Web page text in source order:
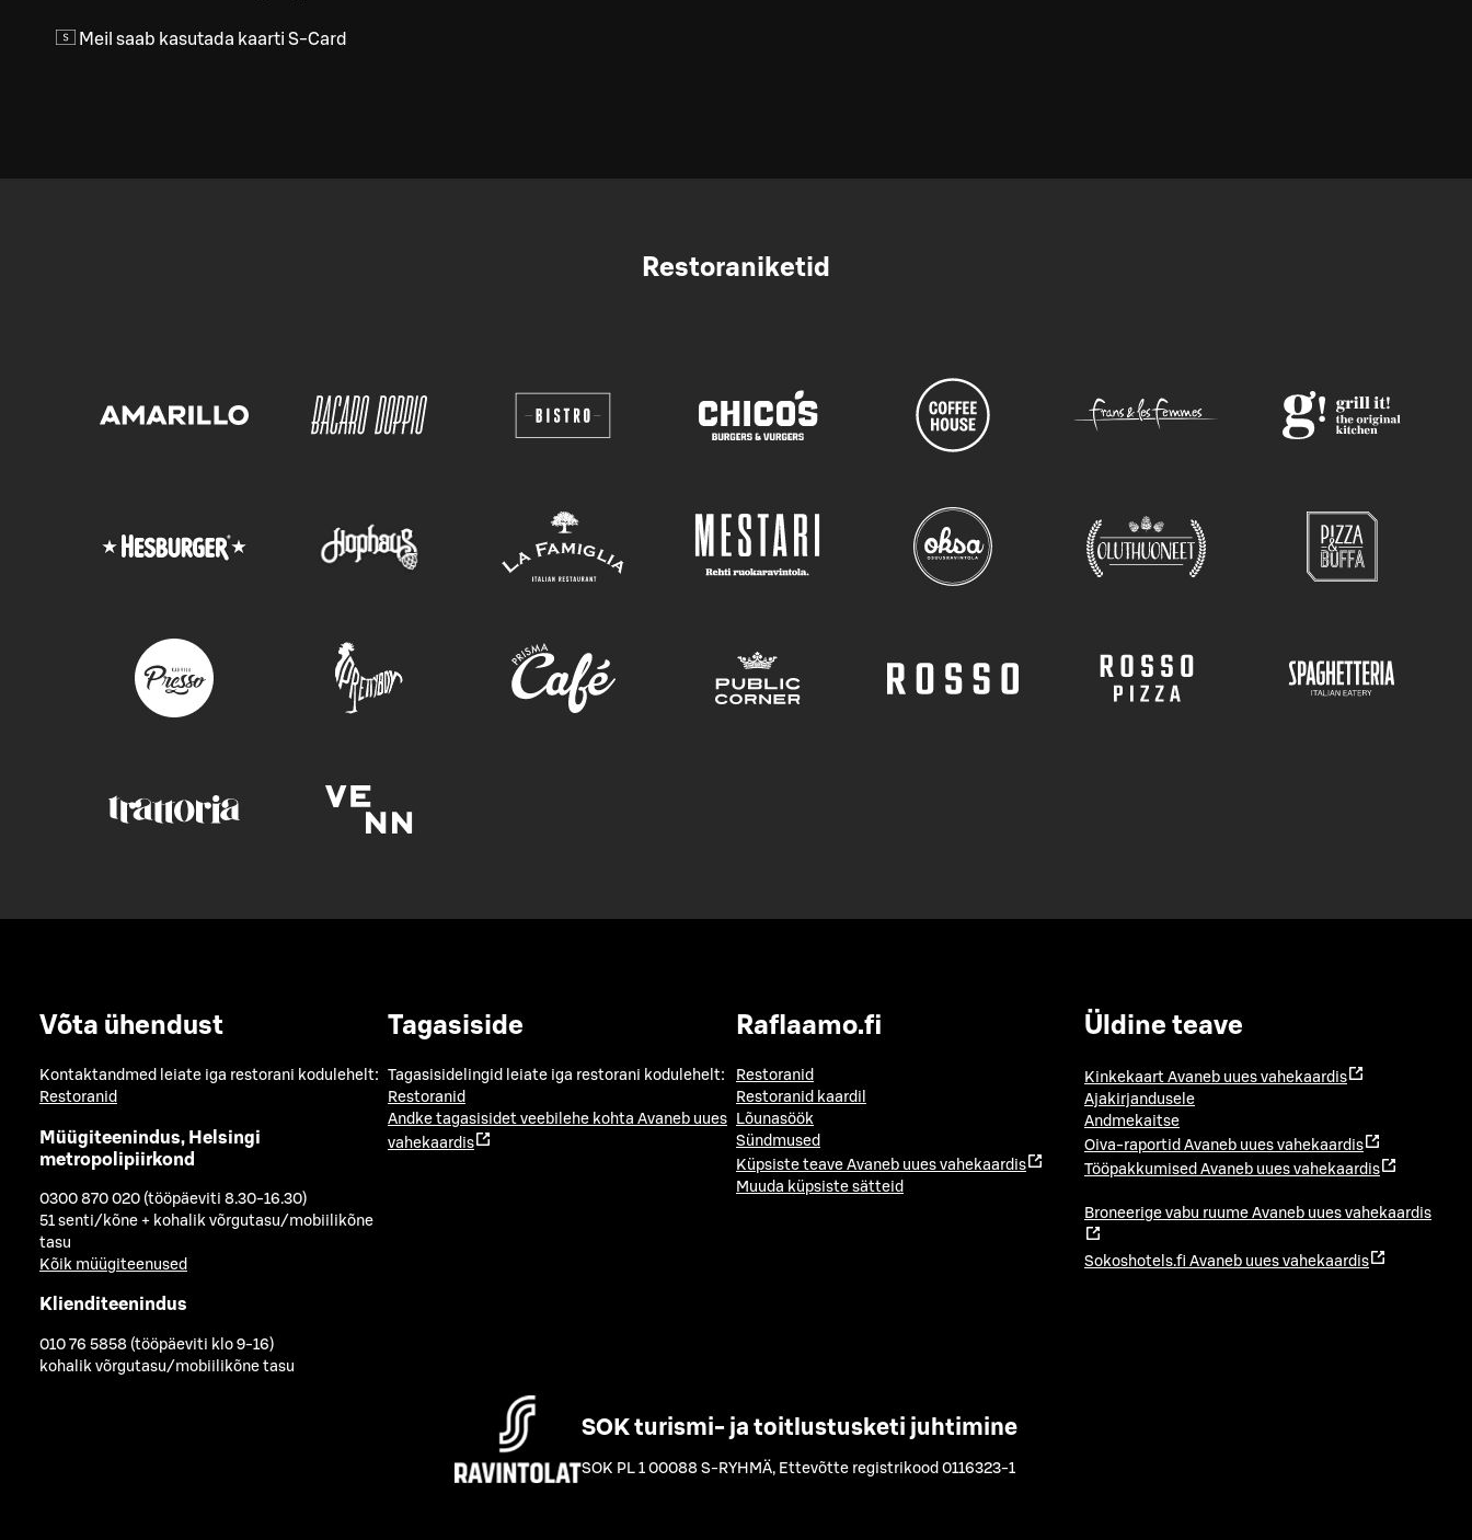
Meil saab kasutada kaarti S-Card
Restoraniketid
Võta ühendust
Kontaktandmed leiate iga restorani kodulehelt:
Restoranid
Müügiteenindus, Helsingi
metropolipiirkond
0300 870 020 (tööpäeviti 8.30-16.30)
51 senti/kõne + kohalik võrgutasu/mobiilikõne
tasu
Kõik müügiteenused
Klienditeenindus
010 76 5858 (tööpäeviti klo 9-16)
kohalik võrgutasu/mobiilikõne tasu
Tagasiside
Tagasisidelingid leiate iga restorani kodulehelt:
Restoranid
Andke tagasisidet veebilehe kohta Avaneb uues
vahekaardis
Raflaamo.fi
Restoranid
Restoranid kaardil
Lõunasöök
Sündmused
Küpsiste teave Avaneb uues vahekaardis
Muuda küpsiste sätteid
Üldine teave
Kinkekaart Avaneb uues vahekaardis
Ajakirjandusele
Andmekaitse
Oiva-raportid Avaneb uues vahekaardis
Tööpakkumised Avaneb uues vahekaardis
Broneerige vabu ruume Avaneb uues vahekaardis
Sokoshotels.fi Avaneb uues vahekaardis
SOK turismi- ja toitlustusketi juhtimine
SOK PL 1 00088 S-RYHMÄ, Ettevõtte registrikood 0116323-1